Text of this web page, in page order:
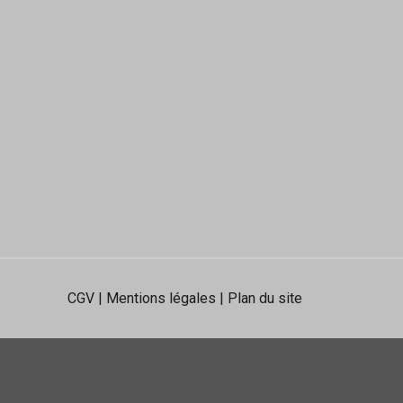
CGV| Mentions légales | Plan du site